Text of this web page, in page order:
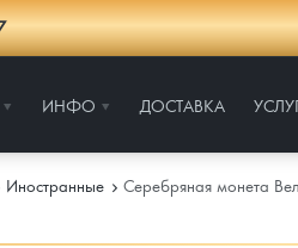
ИНФО ДОСТАВКА
Иностранные
Серебряная монета